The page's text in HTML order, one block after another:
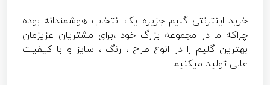
خرید اینترنتی گلیم جزیره یک انتخاب هوشمندانه بوده
چراکه ما در مجموعه بزرگ خود ،برای مشتریان عزیزمان
بهترین گلیم را در انوع طرح ، رنگ ، سایز و با کیفیت
عالی تولید میکنیم.